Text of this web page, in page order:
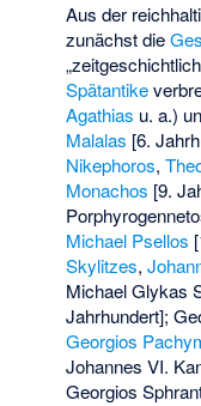
Aus der
zunächst die
Spätantike
Agathias u. a.)
Malalas [6.
Nikephoros,
Monachos [9.
Michael Psellos
Skylitzes,
Michael Glykas
Jahrhundert];
Georgios
Johannes VI.
Georgios